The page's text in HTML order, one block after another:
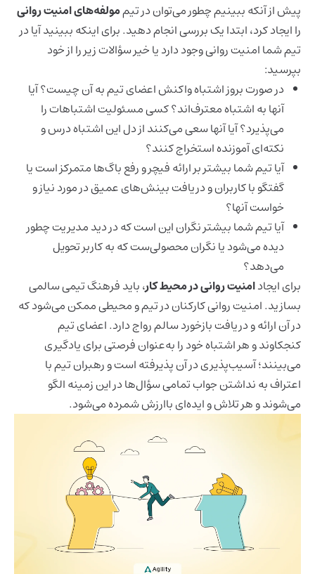
پیش از آنکه ببینیم چطور می‌توان در تیممولفه‌های امنیت روانی
را ایجاد کرد، ابتدا یک بررسی انجام دهید. برای اینکه ببینید آیا در
تیم شما امنیت روانی وجود دارد یا خیر سؤالات زیر را از خود
بپرسید:
در صورت بروز اشتباه واکنش اعضای تیم به آن چیست؟ آیا
آنها به اشتباه معترف‌اند؟ کسی مسئولیت اشتباهات را
می‌پذیرد؟ آیا آنها سعی می‌کنند از دل این اشتباه درس و
نکته‌ای آموزنده استخراج کنند؟
آیا تیم شما بیشتر بر ارائه فیچر و رفع باگ‌ها متمرکز است یا
گفتگو با کاربران و دریافت بینش‌های عمیق در مورد نیاز و
خواست آنها؟
آیا تیم شما بیشتر نگران این است که در دید مدیریت چطور
دیده می‌شود یا نگران محصولی‌ست که به کاربر تحویل
می‌دهد؟
برای ایجادامنیت روانی در محیط کار، باید فرهنگ تیمی سالمی
بسازید. امنیت روانی کارکنان در تیم و محیطی ممکن می‌شود که
در آن ارائه و دریافت بازخورد سالم رواج دارد. اعضای تیم
کنجکاوند و هر اشتباه خود را به‌عنوان فرصتی برای یادگیری
می‌بینند؛ آسیب‌پذیری در آن پذیرفته است و رهبران تیم با
اعتراف به نداشتن جواب تمامی سؤال‌ها در این زمینه الگو
می‌شوند و هر تلاش و ایده‌ای باارزش شمرده می‌شود.